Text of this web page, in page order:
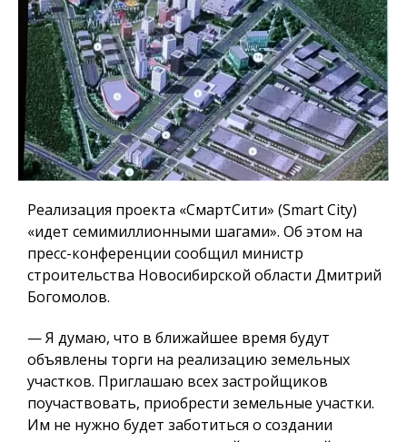
Реализация проекта «СмартСити» (Smart City)
«идет семимиллионными шагами». Об этом на
пресс-конференции сообщил министр
строительства Новосибирской области Дмитрий
Богомолов.
— Я думаю, что в ближайшее время будут
объявлены торги на реализацию земельных
участков. Приглашаю всех застройщиков
поучаствовать, приобрести земельные участки.
Им не нужно будет заботиться о создании